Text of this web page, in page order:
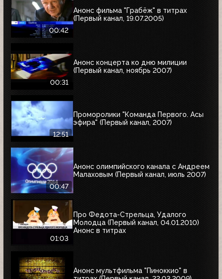
00:42
Анонс фильма "Грабёж" в титрах
(Первый канал, 19.07.2005)
00:31
Анонс концерта ко дню милиции
(Первый канал, ноябрь 2007)
12:51
Проморолики "Команда Первого. Асы
эфира" (Первый канал, 2007)
00:47
Анонс олимпийского канала с Андреем
Малаховым (Первый канал, июль 2007)
01:03
Про Федота-Стрельца, Удалого
Молодца (Первый канал, 04.01.2010)
Анонс в титрах
Анонс мультфильма "Пиноккио" в